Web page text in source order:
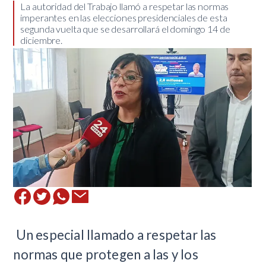
​La autoridad del Trabajo llamó a respetar las normas
imperantes en las elecciones presidenciales de esta
segunda vuelta que se desarrollará el domingo 14 de
diciembre.
​ Un especial llamado a respetar las
normas que protegen a las y los